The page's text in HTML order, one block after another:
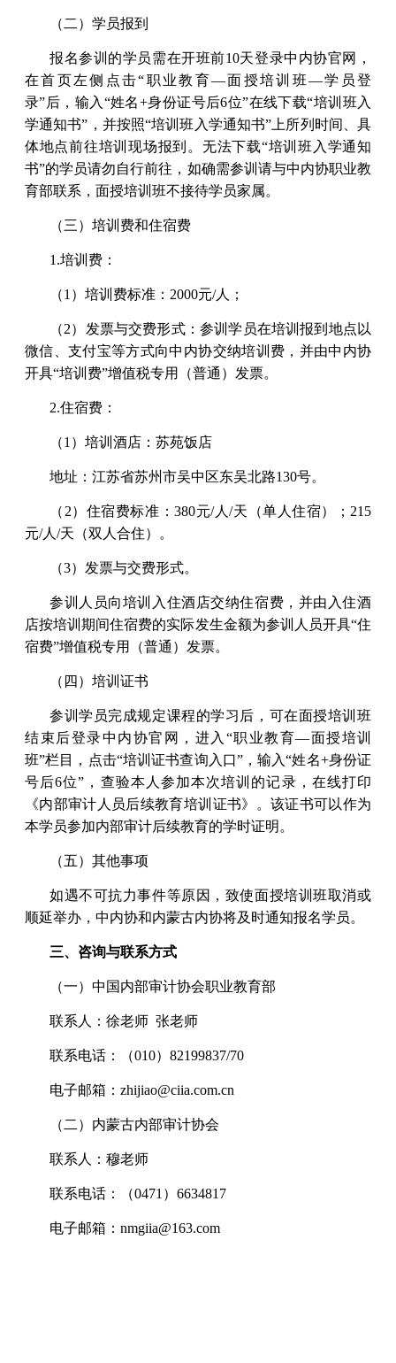
（二）学员报到
报名参训的学员需在开班前10天登录中内协官网，
在首页左侧点击“职业教育—面授培训班—学员登
录”后，输入“姓名+身份证号后6位”在线下载“培训班入
学通知书”，并按照“培训班入学通知书”上所列时间、具
体地点前往培训现场报到。无法下载“培训班入学通知
书”的学员请勿自行前往，如确需参训请与中内协职业教
育部联系，面授培训班不接待学员家属。
（三）培训费和住宿费
1.培训费：
（1）培训费标准：2000元/人；
（2）发票与交费形式：参训学员在培训报到地点以
微信、支付宝等方式向中内协交纳培训费，并由中内协
开具“培训费”增值税专用（普通）发票。
2.住宿费：
（1）培训酒店：苏苑饭店
地址：江苏省苏州市吴中区东吴北路130号。
（2）住宿费标准：380元/人/天（单人住宿）；215
元/人/天（双人合住）。
（3）发票与交费形式。
参训人员向培训入住酒店交纳住宿费，并由入住酒
店按培训期间住宿费的实际发生金额为参训人员开具“住
宿费”增值税专用（普通）发票。
（四）培训证书
参训学员完成规定课程的学习后，可在面授培训班
结束后登录中内协官网，进入“职业教育—面授培训
班”栏目，点击“培训证书查询入口”，输入“姓名+身份证
号后6位”，查验本人参加本次培训的记录，在线打印
《内部审计人员后续教育培训证书》。该证书可以作为
本学员参加内部审计后续教育的学时证明。
（五）其他事项
如遇不可抗力事件等原因，致使面授培训班取消或
顺延举办，中内协和内蒙古内协将及时通知报名学员。
三、咨询与联系方式
（一）中国内部审计协会职业教育部
联系人：徐老师 张老师
联系电话：（010）82199837/70
电子邮箱：zhijiao@ciia.com.cn
（二）内蒙古内部审计协会
联系人：穆老师
联系电话：（0471）6634817
电子邮箱：nmgiia@163.com